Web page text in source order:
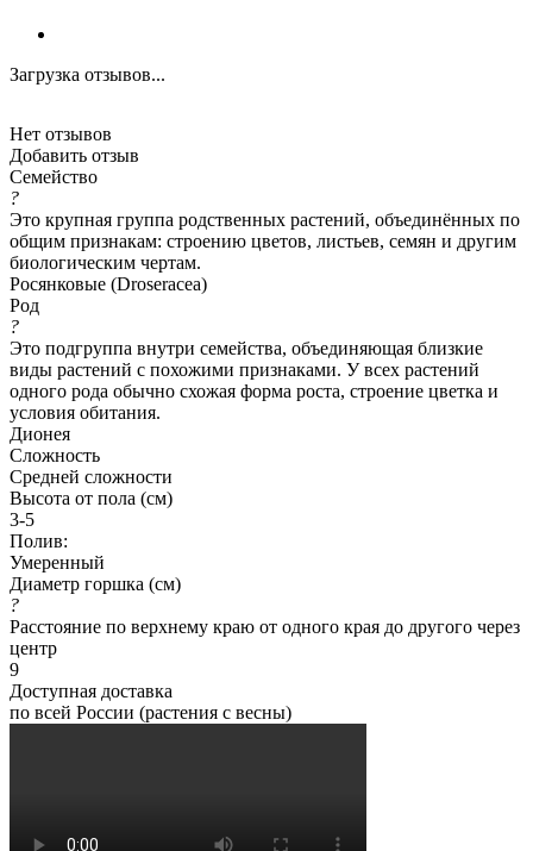
Загрузка отзывов...
Нет отзывов
Добавить отзыв
Семейство
?
Это крупная группа родственных растений, объединённых по
общим признакам: строению цветов, листьев, семян и другим
биологическим чертам.
Росянковые (Droseracea)
Род
?
Это подгруппа внутри семейства, объединяющая близкие
виды растений с похожими признаками. У всех растений
одного рода обычно схожая форма роста, строение цветка и
условия обитания.
Дионея
Сложность
Средней сложности
Высота от пола (см)
3-5
Полив:
Умеренный
Диаметр горшка (см)
?
Расстояние по верхнему краю от одного края до другого через
центр
9
Доступная доставка
по всей России (растения с весны)